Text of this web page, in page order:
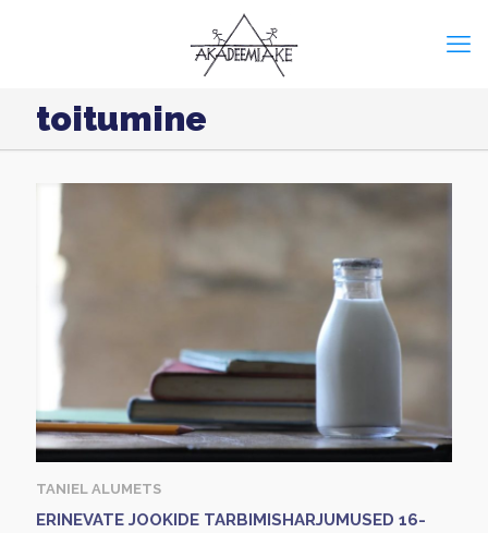
toitumine
TANIEL ALUMETS
ERINEVATE JOOKIDE TARBIMISHARJUMUSED 16-